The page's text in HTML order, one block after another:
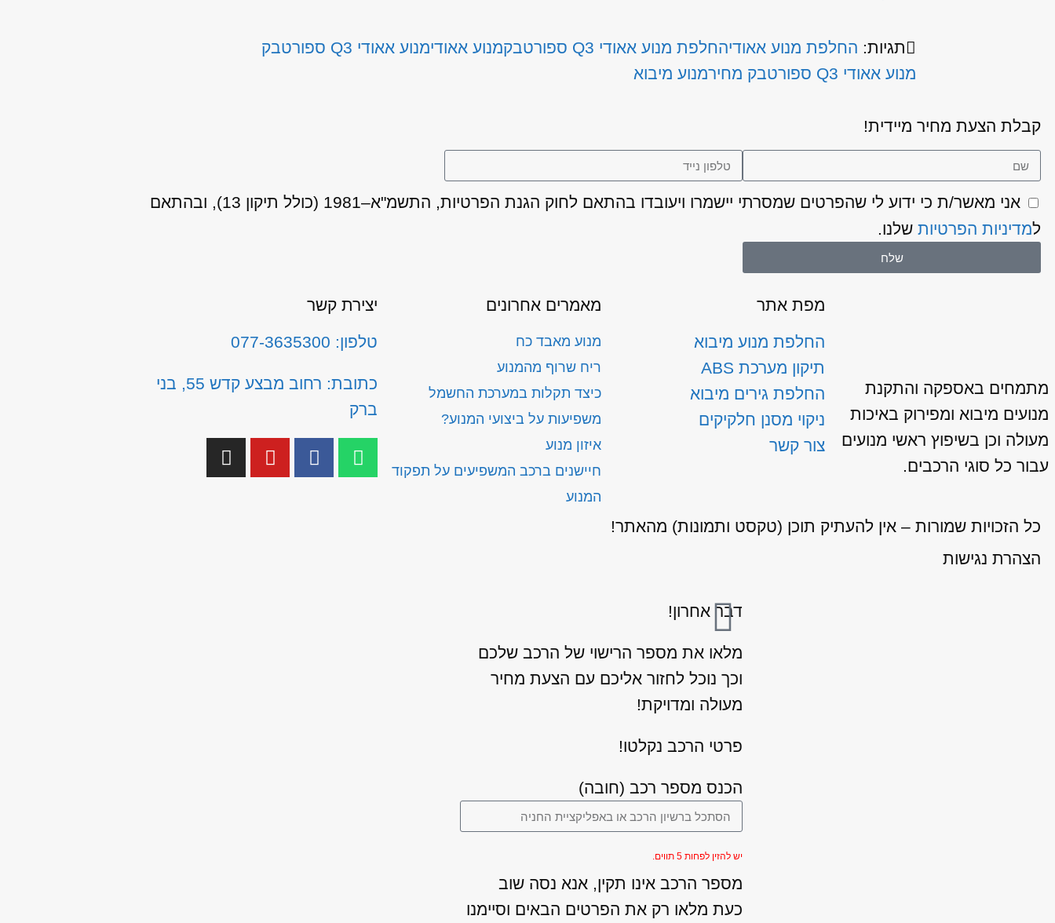
תגיות: החלפת מנוע אאודיהחלפת מנוע אאודי Q3 ספורטבק מנוע אאודימנוע אאודי Q3 ספורטבק
מנוע אאודי Q3 ספורטבק מחיר
מנוע מיבוא
קבלת הצעת מחיר מיידית!
אני מאשר/ת כי ידוע לי שהפרטים שמסרתי יישמרו ויעובדו בהתאם לחוק הגנת הפרטיות, התשמ"א–1981 (כולל תיקון 13), ובהתאם
למדיניות הפרטיות שלנו.
שלח
מתמחים באספקה והתקנת
מנועים מיבוא ומפירוק באיכות
מעולה וכן בשיפוץ ראשי מנועים
עבור כל סוגי הרכבים.
מפת אתר
החלפת מנוע מיבוא
תיקון מערכת ABS
החלפת גירים מיבוא
ניקוי מסנן חלקיקים
צור קשר
מאמרים אחרונים
מנוע מאבד כח
ריח שרוף מהמנוע
כיצד תקלות במערכת החשמל
משפיעות על ביצועי המנוע?
איזון מנוע
חיישנים ברכב המשפיעים על תפקוד
המנוע
יצירת קשר
טלפון: 077-3635300
כתובת: רחוב מבצע קדש 55, בני
ברק
כל הזכויות שמורות – אין להעתיק תוכן (טקסט ותמונות) מהאתר!
הצהרת נגישות
דבר אחרון!
מלאו את מספר הרישוי של הרכב שלכם
וכך נוכל לחזור אליכם עם הצעת מחיר
מעולה ומדויקת!
פרטי הרכב נקלטו!
הכנס מספר רכב (חובה)
יש להזין לפחות 5 תווים.
מספר הרכב אינו תקין, אנא נסה שוב
כעת מלאו רק את הפרטים הבאים וסיימנו